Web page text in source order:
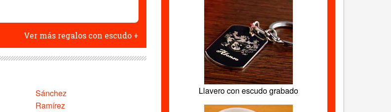
Ver más regalos con escudo +
Sánchez
Ramírez
Llavero con escudo grabado